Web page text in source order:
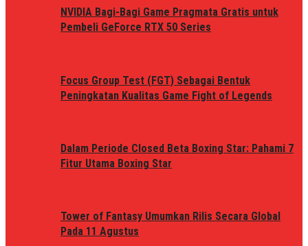
NVIDIA Bagi-Bagi Game Pragmata Gratis untuk
Pembeli GeForce RTX 50 Series
Focus Group Test (FGT) Sebagai Bentuk
Peningkatan Kualitas Game Fight of Legends
Dalam Periode Closed Beta Boxing Star: Pahami 7
Fitur Utama Boxing Star
Tower of Fantasy Umumkan Rilis Secara Global
Pada 11 Agustus